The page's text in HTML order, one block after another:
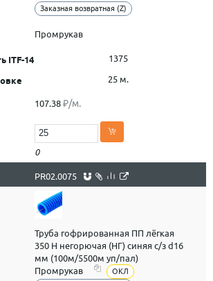
Заказная возвратная (Z)
Промрукав
1375
25 м.
107.38 ₽/м.
0
PR02.0075
Труба гофрированная ПП лёгкая
350 Н негорючая (НГ) синяя с/з d16
мм (100м/5500м уп/пал)
Промрукав
ОКЛ